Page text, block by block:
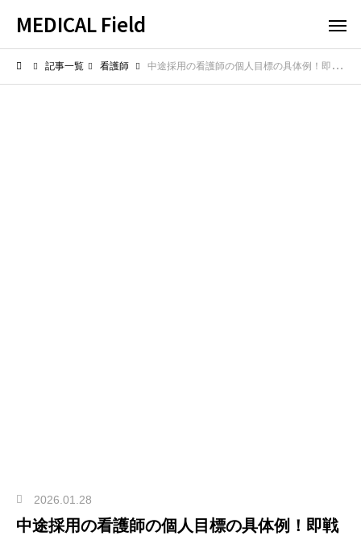
MEDICAL Field
記事一覧 看護師 中途採用の看護師の個人目標の具体例！即戦力として成長する目標設定
2026.01.28
中途採用の看護師の個人目標の具体例！即戦